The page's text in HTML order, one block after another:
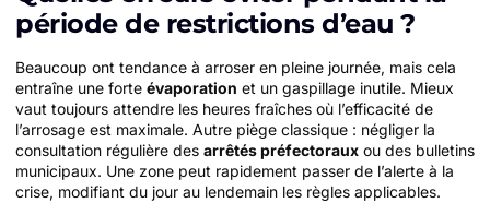
période de restrictions d’eau ?
Beaucoup ont tendance à arroser en pleine journée, mais cela
entraîne une forte évaporation et un gaspillage inutile. Mieux
vaut toujours attendre les heures fraîches où l’efficacité de
l’arrosage est maximale. Autre piège classique : négliger la
consultation régulière des arrêtés préfectoraux ou des bulletins
municipaux. Une zone peut rapidement passer de l’alerte à la
crise, modifiant du jour au lendemain les règles applicables.